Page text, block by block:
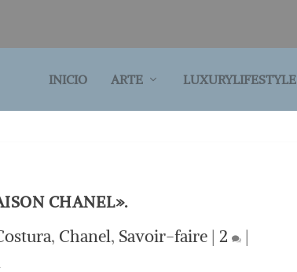
INICIO ARTE LUXURYLIFESTYLE
CHANEL».
, Chanel, Savoir-faire |2 |